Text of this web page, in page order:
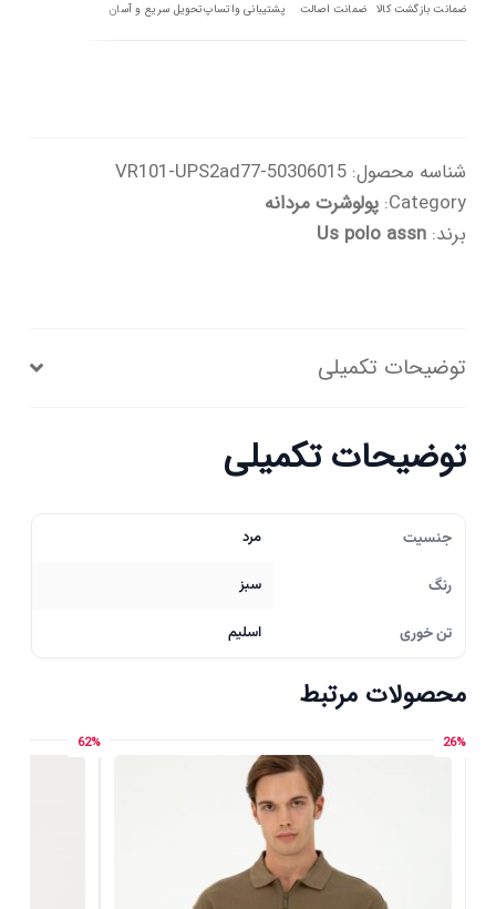
اس
ضمانت بازگشت کالا ضمانت اصالت پشتیبانی واتساپتحویل سریع و آسان
شناسه محصول:50306015-VR101-UPS2ad77
Category: پولوشرت مردانه
برند:Us polo assn
توضیحات تکمیلی
توضیحات تکمیلی
جنسیت مرد
رنگ سبز
تن خوری اسلیم
محصولات مرتبط
26%
62%